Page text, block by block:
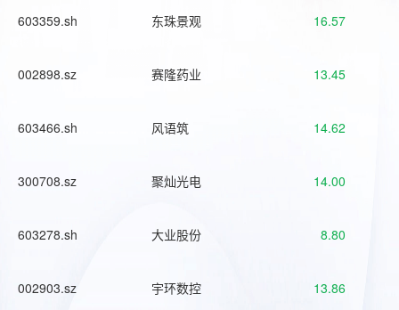
603359.sh 东珠景观 16.57
002898.sz 赛隆药业 13.45
603466.sh 风语筑 14.62
300708.sz 聚灿光电 14.00
603278.sh 大业股份 8.80
002903.sz 宇环数控 13.86